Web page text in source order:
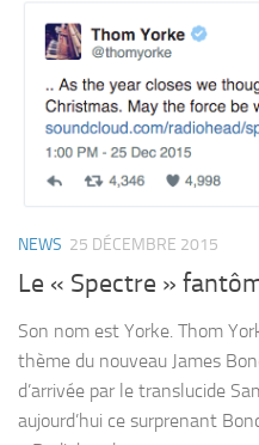
NEWS 25 DÉCEMBRE 2015
Le « Spectre »
Son nom est Yorke. Thom
thème du nouveau James
d’arrivée par le translucide
aujourd’hui ce surprenant